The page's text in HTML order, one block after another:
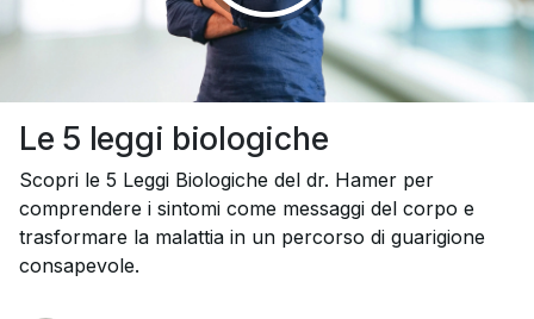
Le 5 leggi biologiche
Scopri le 5 Leggi Biologiche del dr. Hamer per
comprendere i sintomi come messaggi del corpo e
trasformare la malattia in un percorso di guarigione
consapevole.
il
video